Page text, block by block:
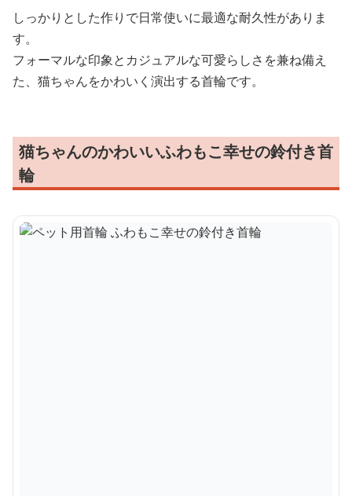
しっかりとした作りで日常使いに最適な耐久性がありま
す。
フォーマルな印象とカジュアルな可愛らしさを兼ね備え
た、猫ちゃんをかわいく演出する首輪です。
猫ちゃんのかわいいふわもこ幸せの鈴付き首
輪